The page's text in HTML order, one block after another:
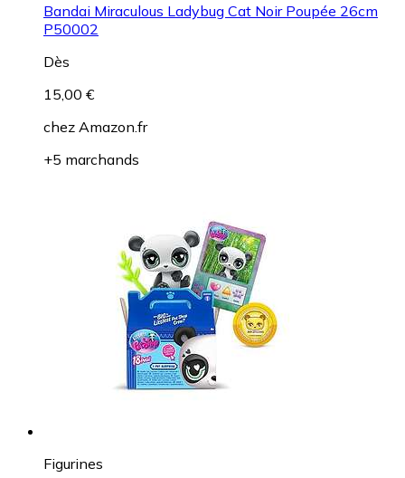
Bandai Miraculous Ladybug Cat Noir Poupée 26cm
P50002
Dès
15,00 €
chez Amazon.fr
+5 marchands
Figurines